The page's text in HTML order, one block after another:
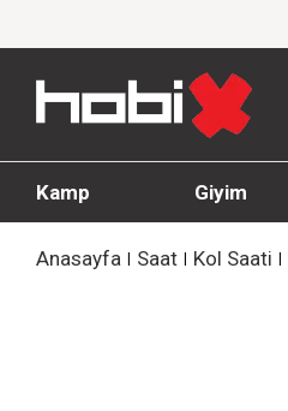
Kamp Giyim
Anasayfa Saat Kol Saati